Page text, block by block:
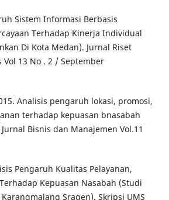
Sistem Informasi Berbasis
Terhadap Kinerja Individual
Di Kota Medan). Jurnal Riset
13 No . 2 / September
Analisis pengaruh lokasi, promosi,
terhadap kepuasan bnasabah
Bisnis dan Manajemen Vol.11
Pengaruh Kualitas Pelayanan,
Kepuasan Nasabah (Studi
Karangmalang Sragen). Skripsi UMS